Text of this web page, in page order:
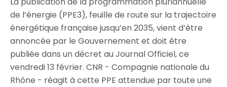
de l’énergie (PPE3), feuille de route sur la trajectoire
énergétique française jusqu’en 2035, vient d’être
annoncée par le Gouvernement et doit être
publiée dans un décret au Journal Officiel, ce
vendredi 13 février. CNR - Compagnie nationale du
Rhône - réagit à cette PPE attendue par toute une